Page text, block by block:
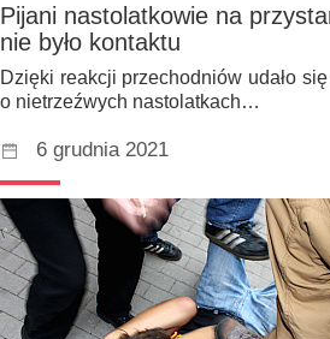
Pijani nastolatkowie na
nie było kontaktu
Dzięki reakcji przechodniów udało
o nietrzeźwych nastolatkach…
6 grudnia 2021